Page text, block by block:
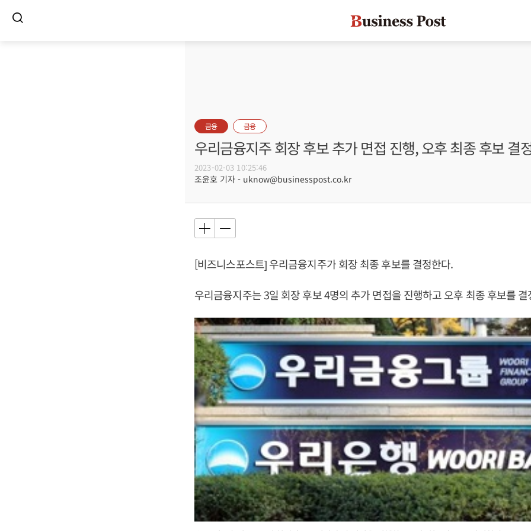
금융 금융
우리금융지주 회장 후보 추가 면접 진행, 오후 최종 후보 결
2023-02-03 10:25:46
조윤호 기자 - uknow@businesspost.co.kr
[비즈니스포스트] 우리금융지주가 회장 최종 후보를 결정한다.
우리금융지주는 3일 회장 후보 4명의 추가 면접을 진행하고 오후 최종 후보를 결